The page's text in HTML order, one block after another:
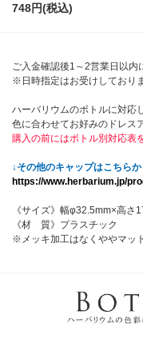
748円(税込)
ご入金確認後1～2営業日以内
※日時指定はお受けしており
ハーバリウムのボトルに対応
色に合わせてお好みのドレス
購入の前にはボトル別対応表
↓その他のキャップはこちらか
https://www.herbarium.jp/
《サイズ》幅φ32.5mm×高さ
《材 質》プラスチック
※メッキ加工はなくややマッ